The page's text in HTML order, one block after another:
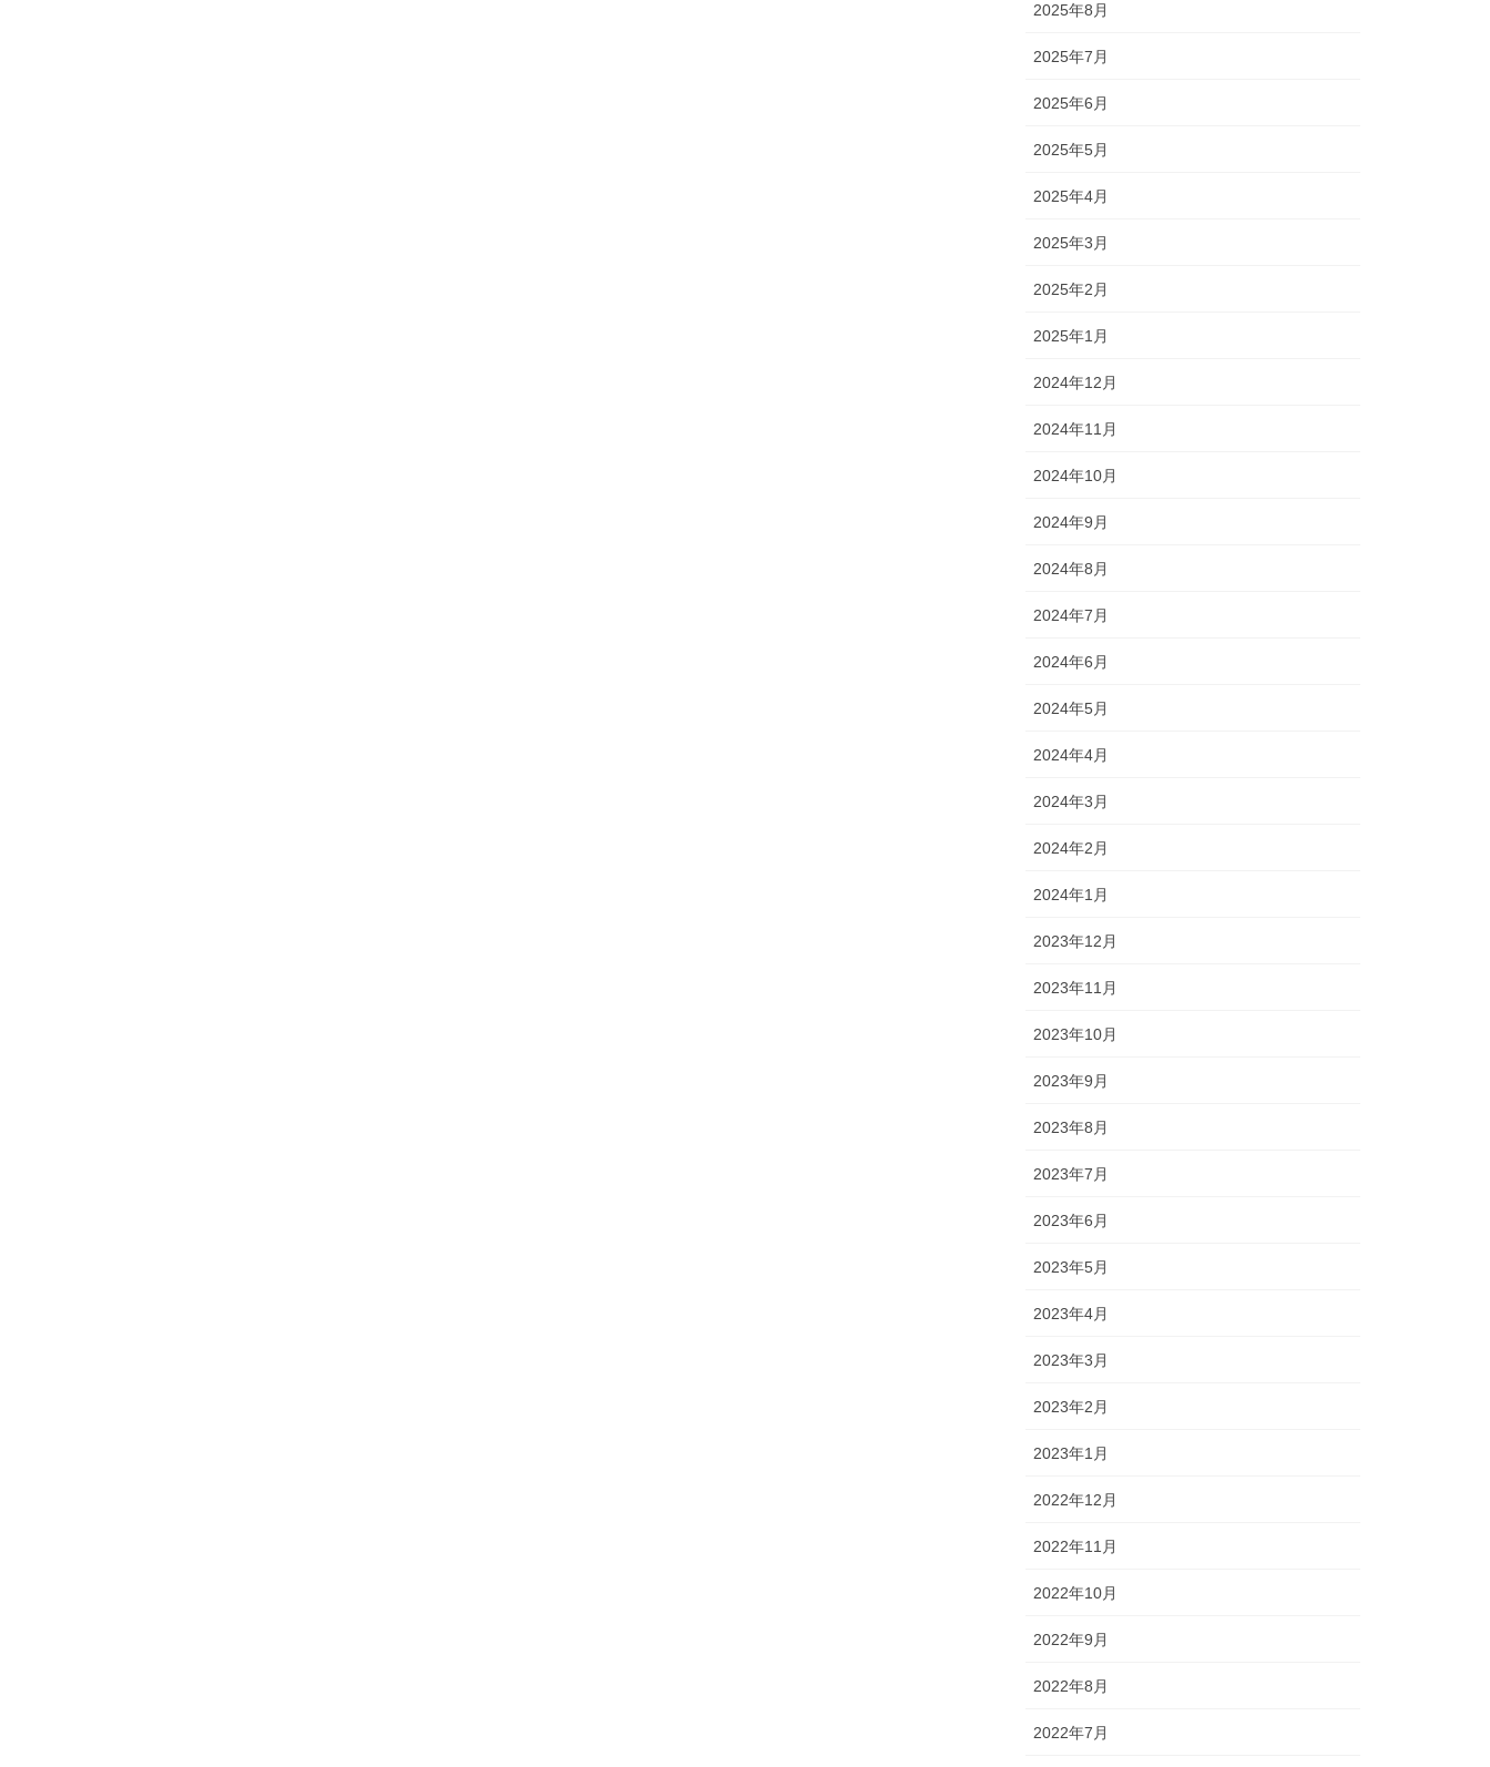
2025年8月
2025年7月
2025年6月
2025年5月
2025年4月
2025年3月
2025年2月
2025年1月
2024年12月
2024年11月
2024年10月
2024年9月
2024年8月
2024年7月
2024年6月
2024年5月
2024年4月
2024年3月
2024年2月
2024年1月
2023年12月
2023年11月
2023年10月
2023年9月
2023年8月
2023年7月
2023年6月
2023年5月
2023年4月
2023年3月
2023年2月
2023年1月
2022年12月
2022年11月
2022年10月
2022年9月
2022年8月
2022年7月